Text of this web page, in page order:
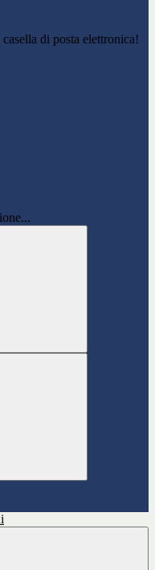
di posta elettronica!